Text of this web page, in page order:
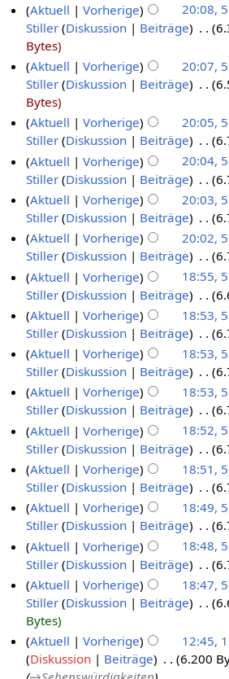
Aktuell
Vorherige 20:08,
Stiller Diskussion Beiträge
Bytes
Aktuell
Vorherige 20:07,
Stiller Diskussion Beiträge
Bytes
Aktuell
Vorherige 20:05,
Stiller Diskussion Beiträge
Aktuell
Vorherige 20:04,
Stiller Diskussion Beiträge
Aktuell
Vorherige 20:03,
Stiller Diskussion Beiträge
Aktuell
Vorherige 20:02,
Stiller Diskussion Beiträge
Aktuell
Vorherige 18:55,
Stiller Diskussion Beiträge
Aktuell
Vorherige 18:53,
Stiller Diskussion Beiträge
Aktuell
Vorherige 18:53,
Stiller Diskussion Beiträge
Aktuell
Vorherige 18:53,
Stiller Diskussion Beiträge
Aktuell
Vorherige 18:52,
Stiller Diskussion Beiträge
Aktuell
Vorherige 18:51,
Stiller Diskussion Beiträge
Aktuell
Vorherige 18:49,
Stiller Diskussion Beiträge
Aktuell
Vorherige 18:48,
Stiller Diskussion Beiträge
Aktuell
Vorherige 18:47,
Stiller Diskussion Beiträge
Bytes
Aktuell
Vorherige 12:45,
Diskussion
Beiträge 6.200